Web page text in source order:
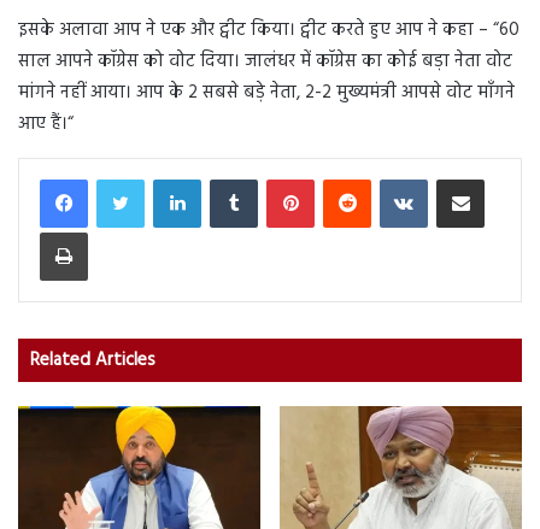
इसके अलावा आप ने एक और ट्वीट किया। ट्वीट करते हुए आप ने कहा – “60
साल आपने कॉग्रेस को वोट दिया। जालंधर में कॉग्रेस का कोई बड़ा नेता वोट
मांगने नहीं आया। आप के 2 सबसे बड़े नेता, 2-2 मुख्यमंत्री आपसे वोट माँगने
आए हैं।“
LinkedInTumblr PinterestReddit VKontakteShare via Email
Print
Related Articles